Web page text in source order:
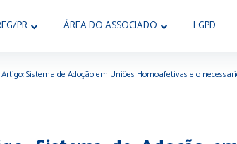
PR ÁREA DO ASSOCIADO LGPD
Artigo: Sistema de Adoção em Uniões Homoafetivas e o